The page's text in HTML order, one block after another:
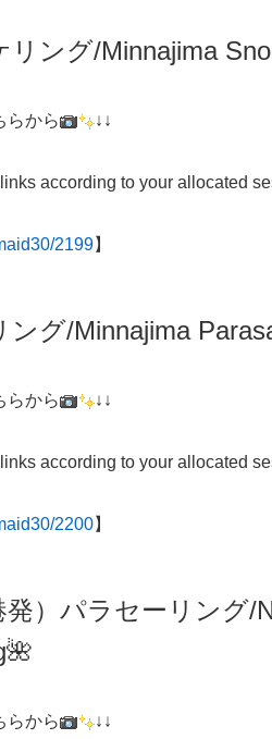
リング/Minnajima
らから ↓↓
according to your allocated
2199】
グ/Minnajima
らから ↓↓
according to your allocated
2200】
発）パラセーリング/
🌺
らから ↓↓